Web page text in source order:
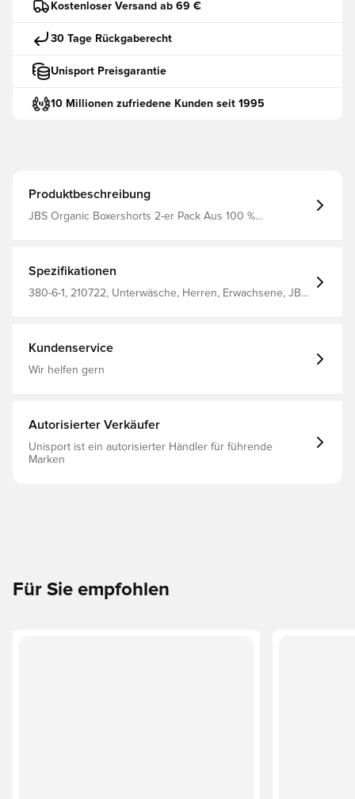
Kostenloser Versand ab 69 €
30 Tage Rückgaberecht
Unisport Preisgarantie
10 Millionen zufriedene Kunden seit 1995
Produktbeschreibung
JBS Organic Boxershorts 2-er Pack Aus 100 %
Spezifikationen
380-6-1, 210722, Unterwäsche, Herren, Erwachsene, JBS,
Kundenservice
Wir helfen gern
Autorisierter Verkäufer
Unisport ist ein autorisierter Händler für führende
Marken
Für Sie empfohlen